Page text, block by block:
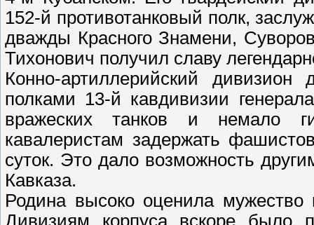
152-й противотанковый полк,
дважды Красного Знамени,
Тихонович получил славу
Конно-артиллерийский дивизион
полками 13-й кавдивизии
вражеских танков и немало
кавалеристам задержать
суток. Это дало возможность
Кавказа.
Родина высоко оценила мужество
Дивизиям корпуса вскоре было